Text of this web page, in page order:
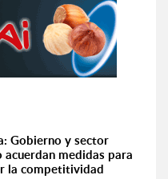
Gobierno y sector
acuerdan medidas para
la competitividad